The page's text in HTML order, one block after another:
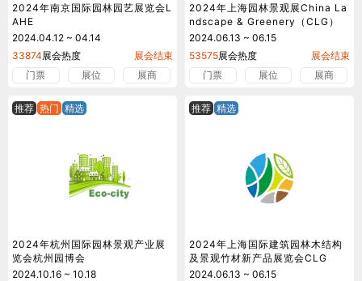
2024年南京国际园林园艺展览会L
AHE
2024.04.12 ~ 04.14
33874展会热度
展会结束
门票
展位 展商
2024年上海园林景观展China La
ndscape & Greenery（CLG）
2024.06.13 ~ 06.15
53575展会热度
展会结束
门票
展位 展商
推荐 热门 精选
2024年杭州国际园林景观产业展
览会杭州园博会
2024.10.16 ~ 10.18
推荐 精选
2024年上海国际建筑园林木结构
及景观竹材新产品展览会CLG
2024.06.13 ~ 06.15